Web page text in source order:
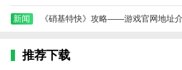
新闻 《硝基特快》攻略——游戏官网地址
推荐下载